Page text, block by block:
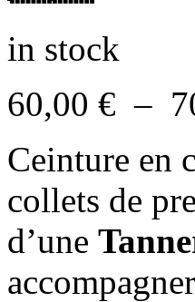
in stock
60,00 € –
Ceinture en
collets de
d’une